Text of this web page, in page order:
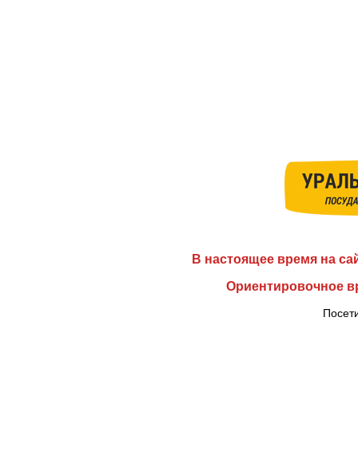
В настоящее время на
Ориентировочное